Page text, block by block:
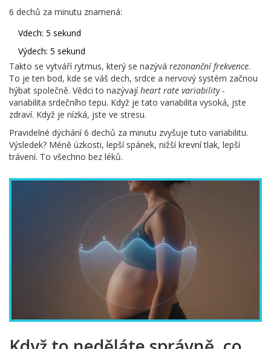
6 dechů za minutu znamená:
Vdech: 5 sekund
Výdech: 5 sekund
Takto se vytváří rytmus, který se nazývá rezonanční frekvence.
To je ten bod, kde se váš dech, srdce a nervový systém začnou
hýbat společně. Vědci to nazývajíheart rate variability-
variabilita srdečního tepu. Když je tato variabilita vysoká, jste
zdraví. Když je nízká, jste ve stresu.
Pravidelné dýchání 6 dechů za minutu zvyšuje tuto variabilitu.
Výsledek? Méně úzkosti, lepší spánek, nižší krevní tlak, lepší
trávení. To všechno bez léků.